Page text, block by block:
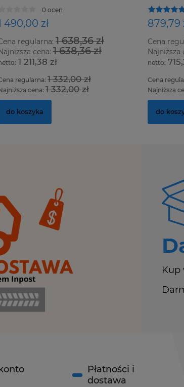
0 ocen
490,00 zł
regularna: 1 638,36 zł
cena: 1 638,36 zł
1 211,38 zł
regularna: 1 332,00 zł
cena: 1 332,00 zł
do koszyka
879,79
Cena
Najniższa
Cena
Najniższa
do
Kup
Płatności i
dostawa